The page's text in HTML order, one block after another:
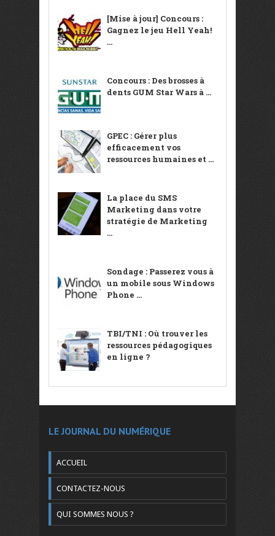
[Mise à jour] Concours :
Gagnez le jeu Hell Yeah!
...
Concours : Des brosses à
dents GUM Star Wars à ...
GPEC : Gérer plus
efficacement vos
ressources humaines et ...
La place du SMS
Marketing dans votre
stratégie de Marketing
...
Sondage : Passerez vous à
un mobile sous Windows
Phone ...
TBI/TNI : Où trouver les
ressources pédagogiques
en ligne ?
LE JOURNAL DU NUMÉRIQUE
ACCUEIL
CONTACTEZ-NOUS
QUI SOMMES NOUS ?